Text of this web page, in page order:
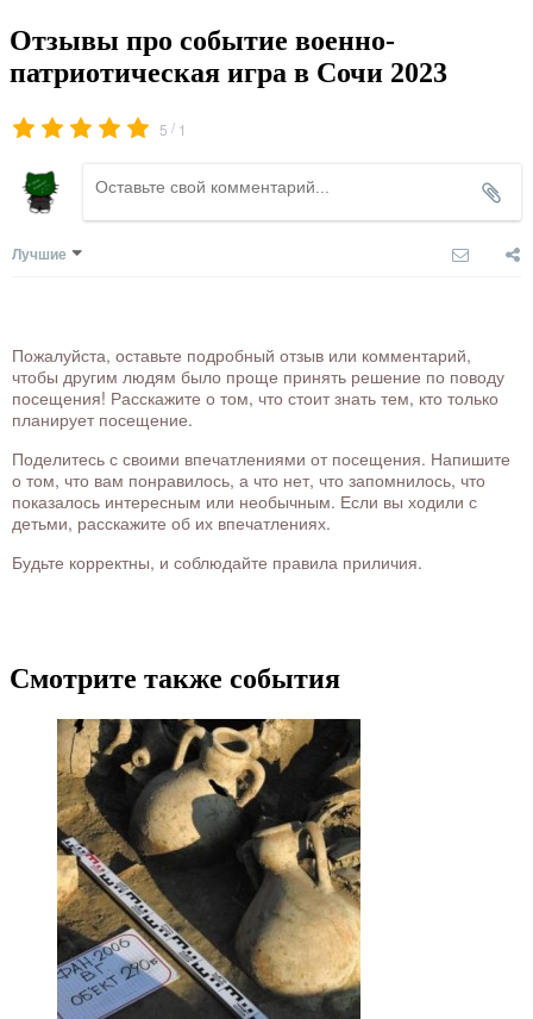
Отзывы про событие военно-
патриотическая игра в Сочи 2023
5 / 1
Лучшие
Пожалуйста, оставьте подробный отзыв или комментарий,
чтобы другим людям было проще принять решение по поводу
посещения! Расскажите о том, что стоит знать тем, кто только
планирует посещение.
Поделитесь с своими впечатлениями от посещения. Напишите
о том, что вам понравилось, а что нет, что запомнилось, что
показалось интересным или необычным. Если вы ходили с
детьми, расскажите об их впечатлениях.
Будьте корректны, и соблюдайте правила приличия.
Смотрите также события